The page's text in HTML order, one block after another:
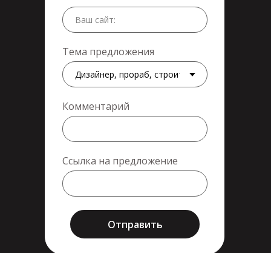
Тема предложения
Комментарий
Ссылка на предложение
Отправить